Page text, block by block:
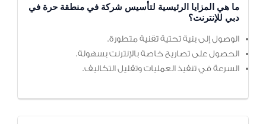
ما هي المزايا الرئيسية لتأسيس شركة في منطقة حرة في
دبي للإنترنت؟
الوصول إلى بنية تحتية تقنية متطورة.
الحصول على تصاريح خاصة بالإنترنت بسهولة.
السرعة في تنفيذ العمليات وتقليل التكاليف.